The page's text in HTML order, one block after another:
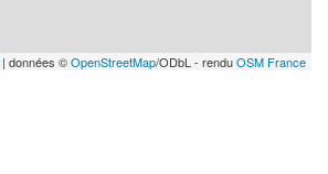
| données ©OpenStreetMap/ODbL - renduOSM France